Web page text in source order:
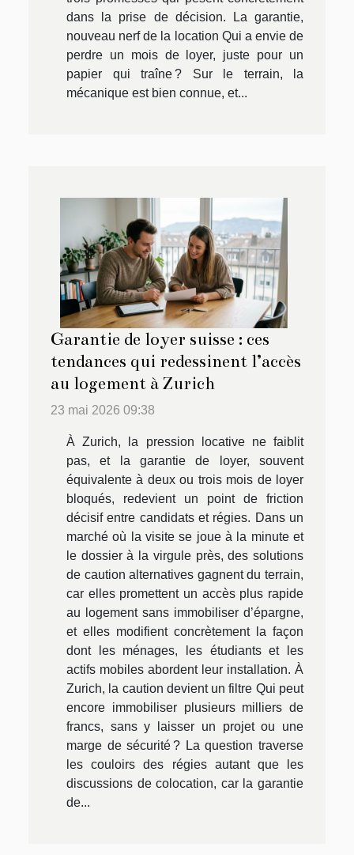
dans la prise de décision. La garantie,
nouveau nerf de la location Qui a envie de
perdre un mois de loyer, juste pour un
papier qui traîne ? Sur le terrain, la
mécanique est bien connue, et...
Garantie de loyer suisse : ces
tendances qui redessinent l’accès
au logement à Zurich
23 mai 2026 09:38
À Zurich, la pression locative ne faiblit
pas, et la garantie de loyer, souvent
équivalente à deux ou trois mois de loyer
bloqués, redevient un point de friction
décisif entre candidats et régies. Dans un
marché où la visite se joue à la minute et
le dossier à la virgule près, des solutions
de caution alternatives gagnent du terrain,
car elles promettent un accès plus rapide
au logement sans immobiliser d’épargne,
et elles modifient concrètement la façon
dont les ménages, les étudiants et les
actifs mobiles abordent leur installation. À
Zurich, la caution devient un filtre Qui peut
encore immobiliser plusieurs milliers de
francs, sans y laisser un projet ou une
marge de sécurité ? La question traverse
les couloirs des régies autant que les
discussions de colocation, car la garantie
de...